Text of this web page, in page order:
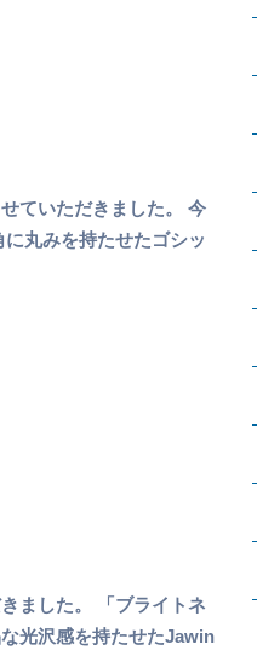
ていただきました。 今
丸みを持たせたゴシッ
ました。 「ブライトネ
光沢感を持たせたJawin